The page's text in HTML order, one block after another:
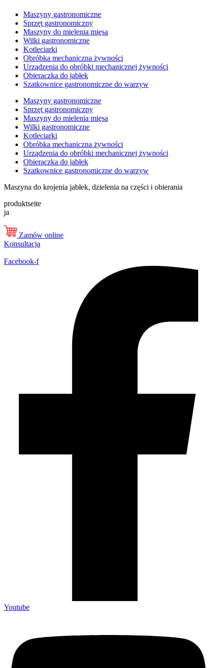
Maszyny gastronomiczne
Sprzęt gastronomiczny
Maszyny do mielenia mięsa
Wilki gastronomiczne
Kotleciarki
Obróbka mechaniczna żywności
Urządzenia do obróbki mechanicznej żywności
Obieraczka do jabłek
Szatkownice gastronomiczne do warzyw
Maszyny gastronomiczne
Sprzęt gastronomiczny
Maszyny do mielenia mięsa
Wilki gastronomiczne
Kotleciarki
Obróbka mechaniczna żywności
Urządzenia do obróbki mechanicznej żywności
Obieraczka do jabłek
Szatkownice gastronomiczne do warzyw
Maszyna do krojenia jabłek, dzielenia na części i obierania
produktseite
ja
Zamów online
Konsultacja
Facebook-f
Youtube